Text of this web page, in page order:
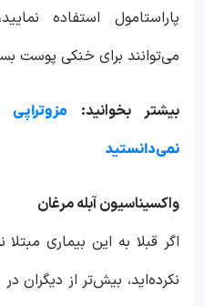
پاراستامول استفاده
می‌توانند برای خنکی پوست
بیشتر بخوانید:
نمی‌دانستید
واکسیناسیون آبله مرغان
اگر قبلا به این بیماری
نکرده‌اید، بیش‌تر از دیگران